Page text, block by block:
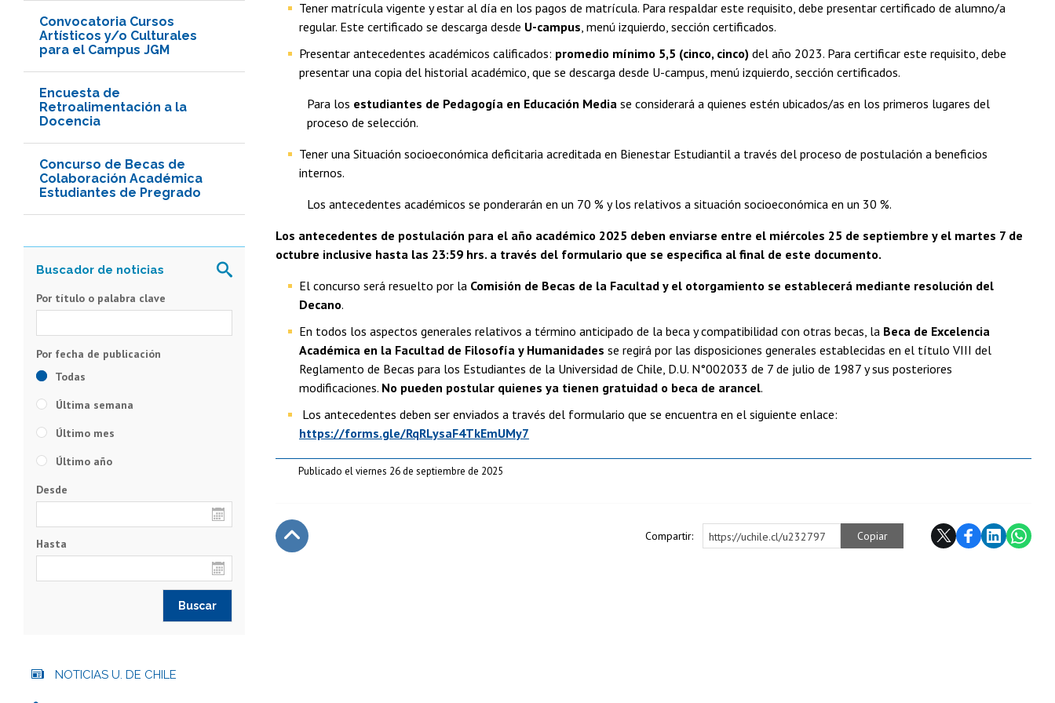
Convocatoria Cursos
Artísticos y/o Culturales
para el Campus JGM
Encuesta de
Retroalimentación a la
Docencia
Concurso de Becas de
Colaboración Académica
Estudiantes de Pregrado
Tener matrícula vigente y estar al día en los pagos de matrícula. Para respaldar este requisito, debe presentar certificado de alumno/a
regular. Este certificado se descarga desde U-campus , menú izquierdo, sección certificados.
Presentar antecedentes académicos calificados: promedio mínimo 5,5 (cinco, cinco) del año 2023. Para certificar este requisito, debe
presentar una copia del historial académico, que se descarga desde U-campus, menú izquierdo, sección certificados.
Para los estudiantes de Pedagogía en Educación Media se considerará a quienes estén ubicados/as en los primeros lugares del
proceso de selección.
Tener una Situación socioeconómica deficitaria acreditada en Bienestar Estudiantil a través del proceso de postulación a beneficios
internos.
Los antecedentes académicos se ponderarán en un 70 % y los relativos a situación socioeconómica en un 30 %.
Los antecedentes de postulación para el año académico 2025 deben enviarse entre el miércoles 25 de septiembre y el martes 7 de
octubre inclusive hasta las 23:59 hrs. a través del formulario que se especifica al final de este documento.
El concurso será resuelto por la Comisión de Becas de la Facultad y el otorgamiento se establecerá mediante resolución del
Decano.
En todos los aspectos generales relativos a término anticipado de la beca y compatibilidad con otras becas, la Beca de Excelencia
Académica en la Facultad de Filosofía y Humanidades se regirá por las disposiciones generales establecidas en el título VIII del
Reglamento de Becas para los Estudiantes de la Universidad de Chile, D.U. N°002033 de 7 de julio de 1987 y sus posteriores
modificaciones. No pueden postular quienes ya tienen gratuidad o beca de arancel.
Los antecedentes deben ser enviados a través del formulario que se encuentra en el siguiente enlace:
https://forms.gle/RqRLysaF4TkEmUMy7
Publicado el viernes 26 de septiembre de 2025
Compartir: https://uchile.cl/u232797 Copiar
Por título o palabra clave
Todas
Última semana
Último mes
Último año
Desde
Hasta
NOTICIAS U. DE CHILE